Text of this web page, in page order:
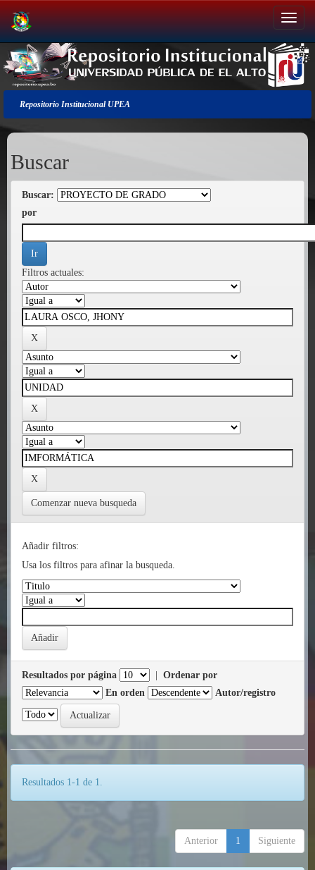
Salir
de
la
navegación
Repositorio Institucional UPEA
Buscar
Buscar:
por
Filtros actuales:
Comenzar nueva busqueda
Añadir filtros:
Usa los filtros para afinar la busqueda.
Resultados por página
Ordenar por
En orden
Autor/registro
Resultados 1-1 de 1.
Anterior 1 Siguiente